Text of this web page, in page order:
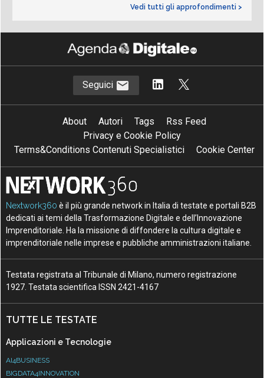
Vedi tutti gli approfondimenti >
Seguici
About Autori Tags
Rss Feed
Privacy e Cookie Policy
Terms&Conditions Contenuti Specialistici
Cookie Center
Nextwork360 è il più grande network in Italia di testate e portali B2B
dedicati ai temi della Trasformazione Digitale e dell’Innovazione
Imprenditoriale. Ha la missione di diffondere la cultura digitale e
imprenditoriale nelle imprese e pubbliche amministrazioni italiane.
Testata registrata al Tribunale di Milano, numero registrazione
1927. Testata scientifica ISSN 2421-4167
TUTTE LE TESTATE
Applicazioni e Tecnologie
AI4BUSINESS
BIGDATA4INNOVATION